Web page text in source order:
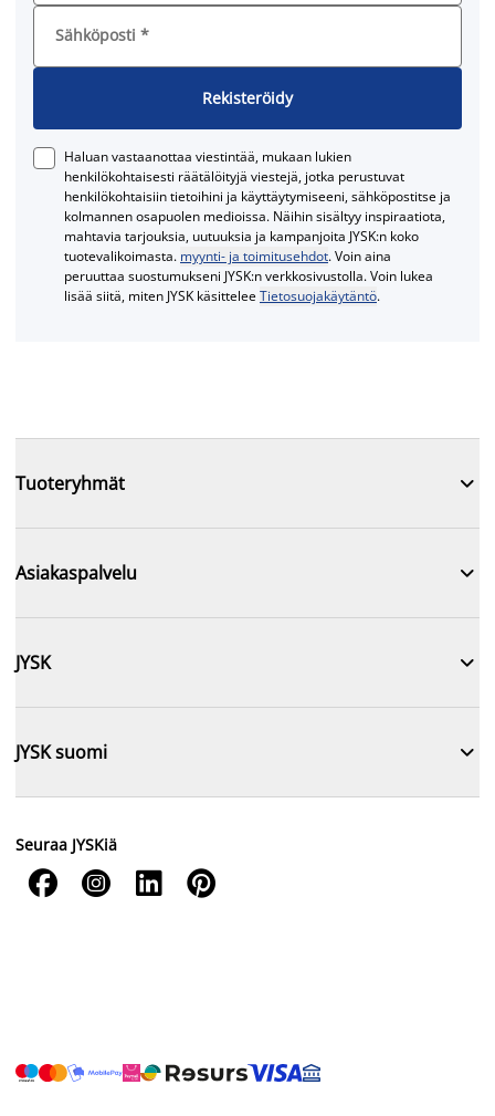
Sähköposti *
Rekisteröidy
Haluan vastaanottaa viestintää, mukaan lukien
henkilökohtaisesti räätälöityjä viestejä, jotka perustuvat
henkilökohtaisiin tietoihini ja käyttäytymiseeni, sähköpostitse ja
kolmannen osapuolen medioissa. Näihin sisältyy inspiraatiota,
mahtavia tarjouksia, uutuuksia ja kampanjoita JYSK:n koko
tuotevalikoimasta. myynti- ja toimitusehdot. Voin aina
peruuttaa suostumukseni JYSK:n verkkosivustolla. Voin lukea
lisää siitä, miten JYSK käsitteleeTietosuojakäytäntö.
Tuoteryhmät 
Asiakaspalvelu 
JYSK 
JYSK suomi 
Seuraa JYSKiä
   